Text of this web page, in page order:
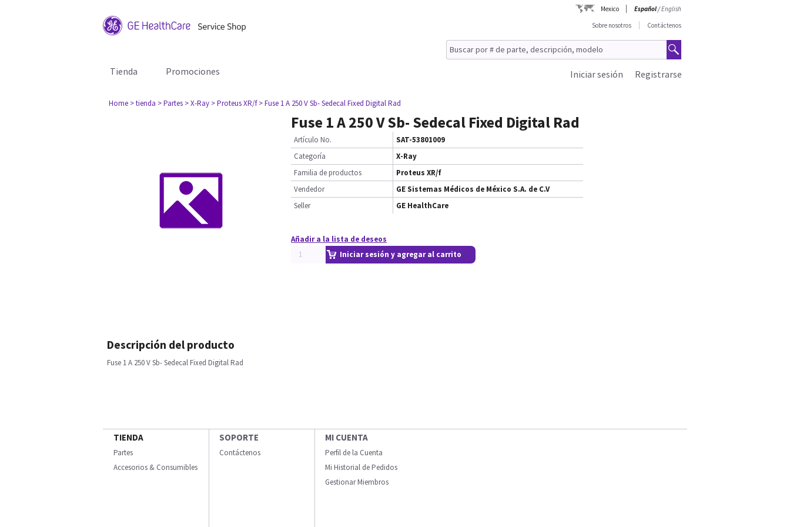
Mexico Español/English
Sobre nosotros
Contáctenos
Tienda Promociones Registrarse
Iniciar sesión
Home > tienda > Partes > X-Ray > Proteus XR/f > Fuse 1 A 250 V Sb- Sedecal Fixed Digital Rad
Fuse 1 A 250 V Sb- Sedecal Fixed Digital Rad
Artículo No.
SAT-53801009
Categoría
X-Ray
Familia de productos
Proteus XR/f
Vendedor
GE Sistemas Médicos de México S.A. de C.V
Seller
GE HealthCare
Añadir a la lista de deseos
Iniciar sesión y agregar al carrito
Descripción del producto
Fuse 1 A 250 V Sb- Sedecal Fixed Digital Rad
TIENDA
Partes
Accesorios & Consumibles
SOPORTE
Contáctenos
MI CUENTA
Perfil de la Cuenta
Mi Historial de Pedidos
Gestionar Miembros